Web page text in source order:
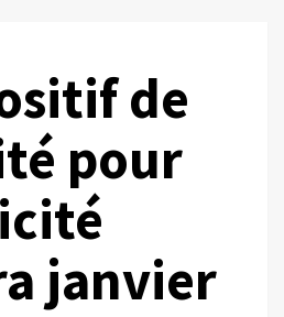
de
pour
janvier